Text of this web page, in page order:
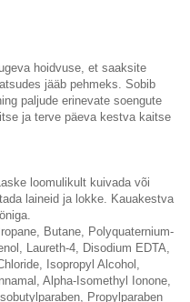
hoidvuse, et saaksite
jääb pehmeks. Sobib
paljude erinevate soengute
ja terve päeva kestva kaitse
loomulikult kuivada või
laineid ja lokke. Kauakestva
Butane, Polyquaternium-
Laureth-4, Disodium EDTA,
Isopropyl Alcohol,
Alpha-Isomethyl Ionone,
Propylparaben